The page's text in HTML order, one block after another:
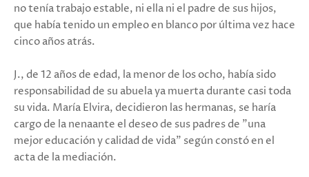
no tenía trabajo estable, ni ella ni el padre de sus hijos,
que había tenido un empleo en blanco por última vez hace
cinco años atrás.
J., de 12 años de edad, la menor de los ocho, había sido
responsabilidad de su abuela ya muerta durante casi toda
su vida. María Elvira, decidieron las hermanas, se haría
cargo de la nenaante el deseo de sus padres de "una
mejor educación y calidad de vida" según constó en el
acta de la mediación.